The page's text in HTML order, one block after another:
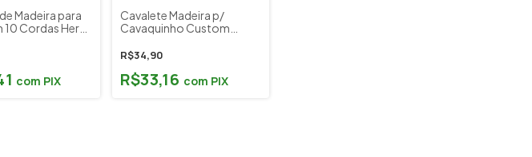
Madeira para
Cordas Hertz
com PIX
Cavalete Madeira p/
Cavaquinho Custom
R$34,90
R$33,16 com PIX